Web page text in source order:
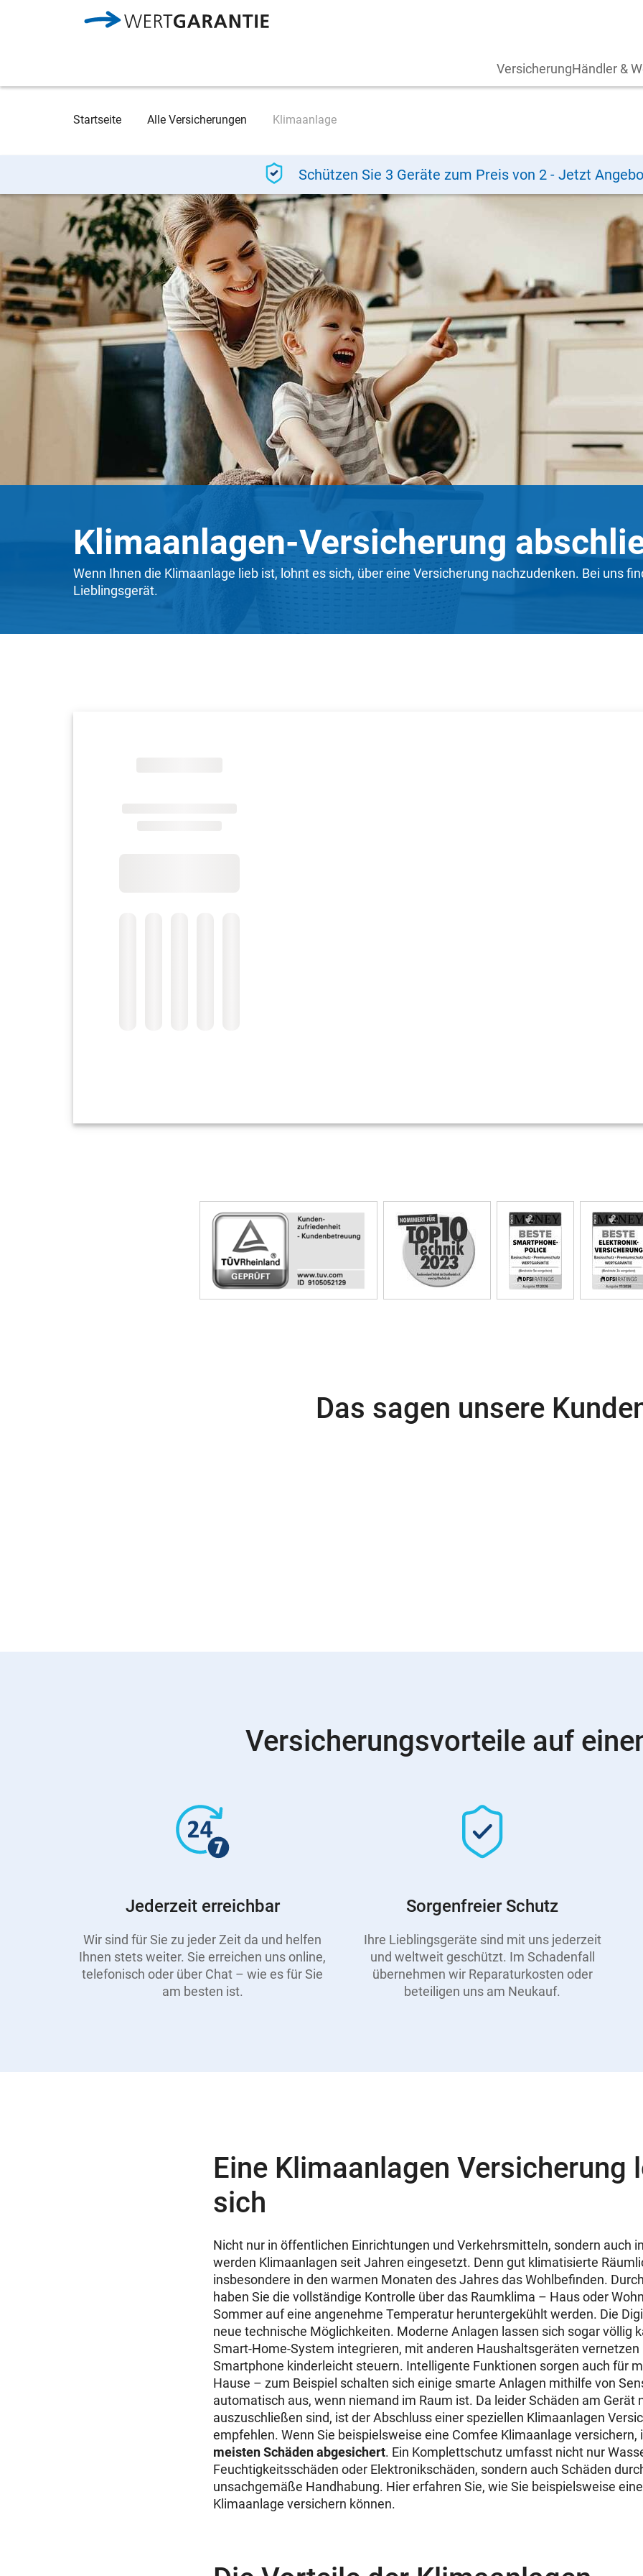
VersicherungHändler &
Breadcrumb
Startseite Alle Versicherungen Klimaanlage
Schützen Sie 3 Geräte zum Preis von 2 - Jetzt
Klimaanlagen-Versicherung
Wenn Ihnen die Klimaanlage lieb ist, lohnt es sich, über eine Versicherung nachzudenken. Bei uns
Lieblingsgerät.
Das sagen unsere
Versicherungsvorteile auf
Jederzeit erreichbar
Wir sind für Sie zu jeder Zeit da und helfen
Ihnen stets weiter. Sie erreichen uns online,
telefonisch oder über Chat – wie es für Sie
am besten ist.
Sorgenfreier Schutz
Ihre Lieblingsgeräte sind mit uns jederzeit
und weltweit geschützt. Im Schadenfall
übernehmen wir Reparaturkosten oder
beteiligen uns am Neukauf.
Eine Klimaanlagen Versicherung
sich
Nicht nur in öffentlichen Einrichtungen und Verkehrsmitteln, sondern auch
werden Klimaanlagen seit Jahren eingesetzt. Denn gut klimatisierte
insbesondere in den warmen Monaten des Jahres das Wohlbefinden.
haben Sie die vollständige Kontrolle über das Raumklima – Haus oder
Sommer auf eine angenehme Temperatur heruntergekühlt werden. Die
neue technische Möglichkeiten. Moderne Anlagen lassen sich sogar völlig
Smart-Home-System integrieren, mit anderen Haushaltsgeräten vernetzen
Smartphone kinderleicht steuern. Intelligente Funktionen sorgen auch für
Hause – zum Beispiel schalten sich einige smarte Anlagen mithilfe von
automatisch aus, wenn niemand im Raum ist. Da leider Schäden am Gerät
auszuschließen sind, ist der Abschluss einer speziellen Klimaanlagen
empfehlen. Wenn Sie beispielsweise eine Comfee Klimaanlage
meisten Schäden abgesichert. Ein Komplettschutz umfasst nicht nur
Feuchtigkeitsschäden oder Elektronikschäden, sondern auch Schäden
unsachgemäße Handhabung. Hier erfahren Sie, wie Sie beispielsweise
Klimaanlage versichern können.